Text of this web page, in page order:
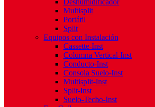
Deshumidificador
Multisplit
Portátil
Split
Equipos con Instalación
Cassette-Inst
Columna Vertical-Inst
Conducto-Inst
Consola Suelo-Inst
Multisplit-Inst
Split-Inst
Suelo-Techo-Inst